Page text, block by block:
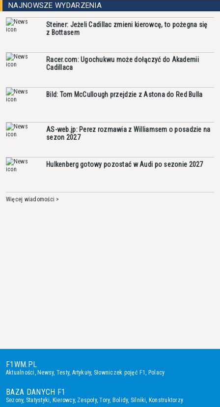
NAJNOWSZE WYDARZENIA
Steiner: Jeżeli Cadillac zmieni kierowcę, to pożegna się
z Bottasem
Racer.com: Ugochukwu może dołączyć do Akademii
Cadillaca
Bild: Tom McCullough przejdzie z Astona do Red Bulla
AS-web.jp: Perez rozmawia z Williamsem o posadzie na
sezon 2027
Hulkenberg gotowy pozostać w Audi po sezonie 2027
Więcej wiadomości >
F1WM.PL
Aktualności ,Newsy, Testy, Artykuły, Słowniczek pojęć F1 Polacy
BAZA DANYCH F1
Sezony, Statystyki Kierowcy, Zespoły,Tory, Bolidy, Silniki Konstruktorzy